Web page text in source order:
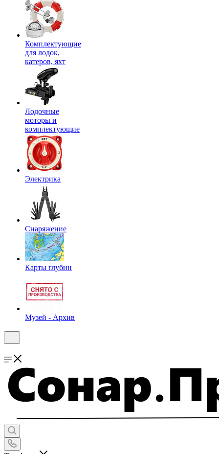
Комплектующие
для лодок,
катеров, яхт
Лодочные
моторы и
комплектующие
Электрика
Снаряжение
Карты глубин
Музей - Архив